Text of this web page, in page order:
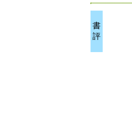
書
評